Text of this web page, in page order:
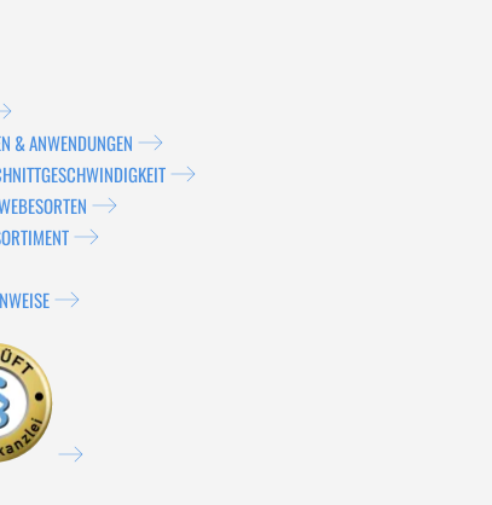
& ANWENDUNGEN